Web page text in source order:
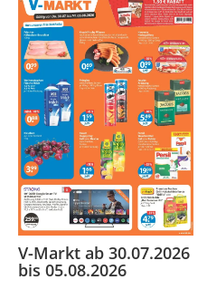
V-Markt ab 30.07.2026
bis 05.08.2026